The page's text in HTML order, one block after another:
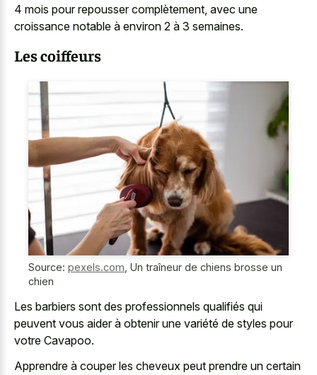
4 mois pour repousser complètement, avec une
croissance notable à environ 2 à 3 semaines.
Les coiffeurs
Source: pexels.com Un traîneur de chiens brosse un
chien
Les barbiers sont des professionnels qualifiés qui
peuvent vous aider à obtenir une variété de styles pour
votre Cavapoo.
Apprendre à couper les cheveux peut prendre un certain